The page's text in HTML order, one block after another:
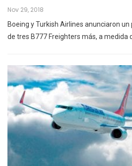
Nov 29, 2018
Boeing y Turkish Airlines anunciaron
de tres B777 Freighters más, a medida